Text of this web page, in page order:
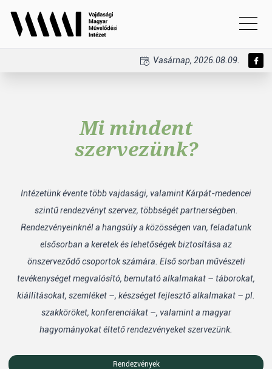
Vasárnap, 2026.08.09.
Mi mindent
szervezünk?
Intézetünk évente több vajdasági, valamint Kárpát-medencei
szintű rendezvényt szervez, többségét partnerségben.
Rendezvényeinknél a hangsúly a közösségen van, feladatunk
elsősorban a keretek és lehetőségek biztosítása az
önszerveződő csoportok számára. Első sorban művészeti
tevékenységet megvalósító, bemutató alkalmakat – táborokat,
kiállításokat, szemléket –, készséget fejlesztő alkalmakat – pl.
szakköröket, konferenciákat –, valamint a magyar
hagyományokat éltető rendezvényeket szervezünk.
Rendezvények